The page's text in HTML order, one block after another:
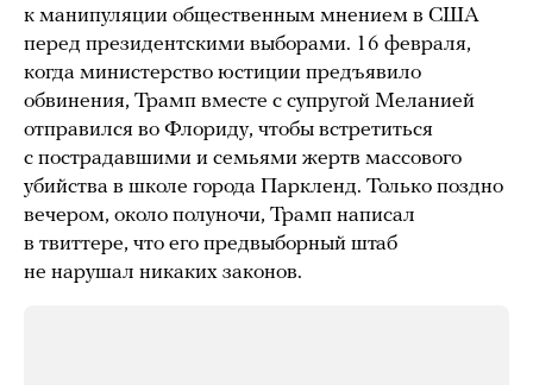
к манипуляции общественным мнением в США
перед президентскими выборами. 16 февраля,
когда министерство юстиции предъявило
обвинения, Трамп вместе с супругой Меланией
отправился во Флориду, чтобы встретиться
с пострадавшими и семьями жертв массового
убийства в школе города Паркленд. Только поздно
вечером, около полуночи, Трамп написал
в твиттере, что его предвыборный штаб
не нарушал никаких законов.